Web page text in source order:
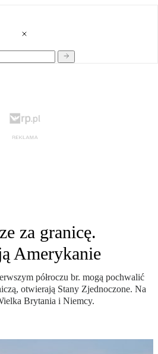
za granicę.
Amerykanie
półroczu br. mogą pochwalić
otwierają Stany Zjednoczone. Na
Brytania i Niemcy.